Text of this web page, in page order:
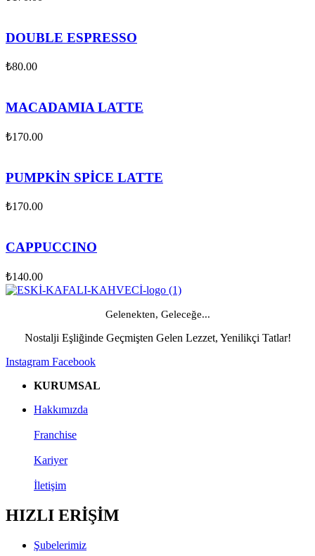
DOUBLE ESPRESSO
₺80.00
MACADAMIA LATTE
₺170.00
PUMPKİN SPİCE LATTE
₺170.00
CAPPUCCINO
₺140.00
Gelenekten, Geleceğe...
Nostalji Eşliğinde Geçmişten Gelen Lezzet, Yenilikçi Tatlar!
Instagram Facebook
KURUMSAL
Hakkımızda
Franchise
Kariyer
İletişim
HIZLI ERİŞİM
Şubelerimiz